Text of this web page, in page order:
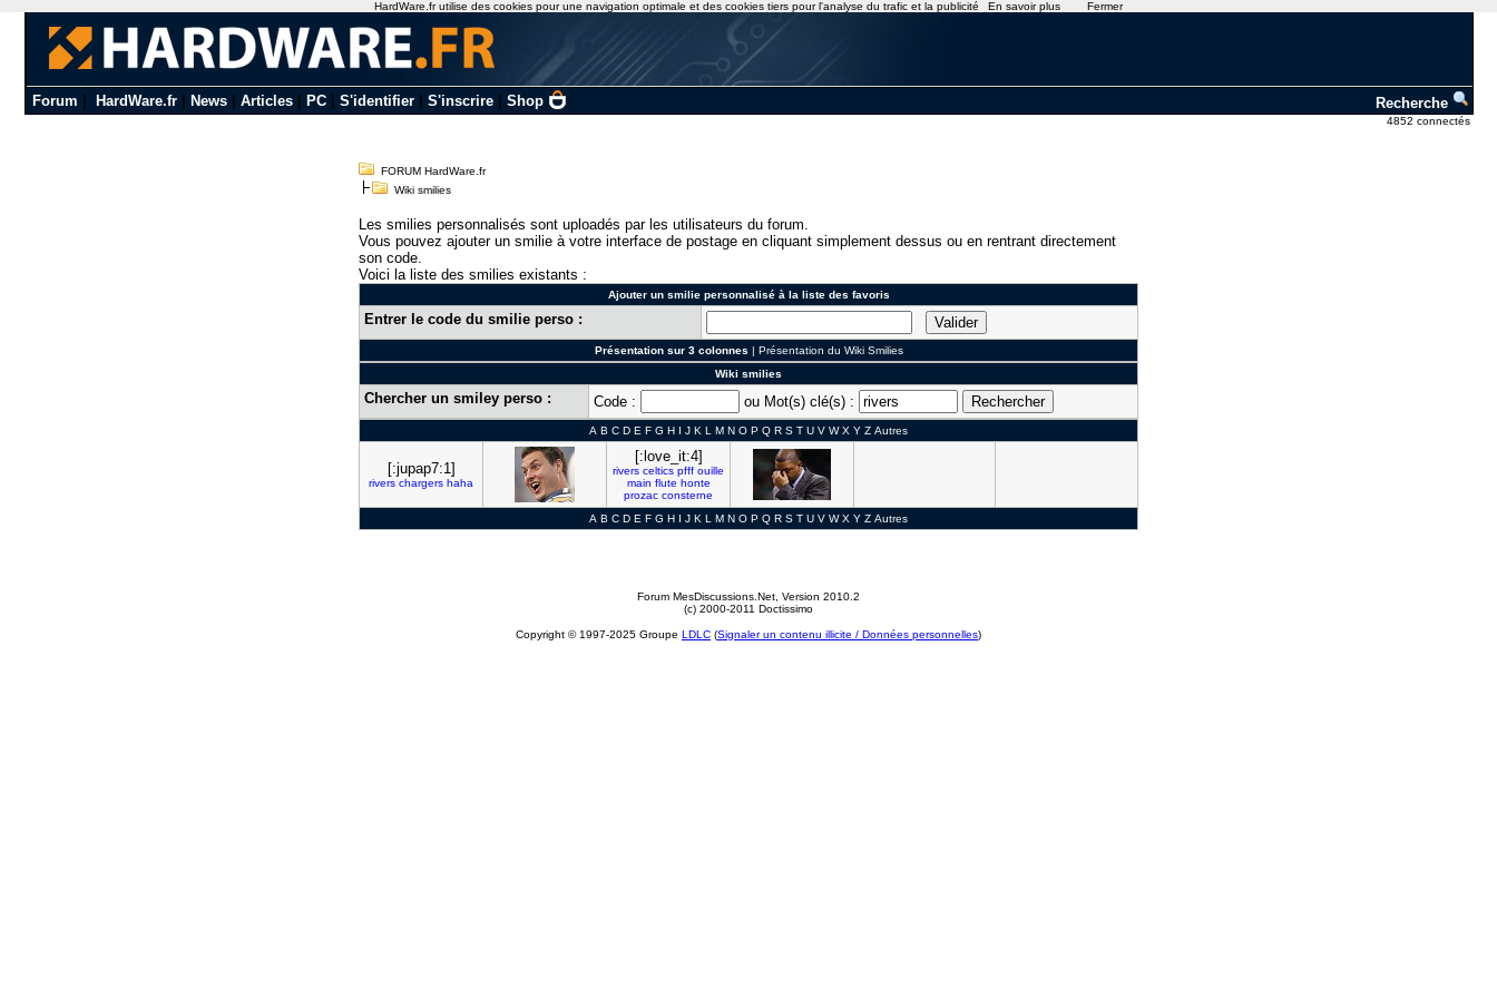
Forum HardWare.fr| News| Articles| PC| S'identifier| S'inscrire| Shop Recherche
4852 connectés
FORUM HardWare.fr
Wiki smilies
Les smilies personnalisés sont uploadés par les utilisateurs du forum.
Vous pouvez ajouter un smilie à votre interface de postage en cliquant simplement dessus ou en rentrant directement
son code.
Voici la liste des smilies existants :
Ajouter un smilie personnalisé à la liste des favoris
Entrer le code du smilie perso :
Présentation sur 3 colonnes | Présentation du Wiki Smilies
Wiki smilies
Chercher un smiley perso : Code : ou Mot(s) clé(s) :
A B C D E F G H I J K L M N O P Q R S T U V W X Y Z Autres
[:jupap7:1]
rivers chargers haha
[:love_it:4]
rivers celtics pfff ouille
main flute honte
prozac consterne
A B C D E F G H I J K L M N O P Q R S T U V W X Y Z Autres
Forum MesDiscussions.Net , Version 2010.2
(c) 2000-2011 Doctissimo
Copyright © 1997-2025 Groupe LDLC (Signaler un contenu illicite / Données personnelles)
HardWare.fr utilise des cookies pour une navigation optimale et des cookies tiers pour l'analyse du trafic et la publicité En savoir plus Fermer